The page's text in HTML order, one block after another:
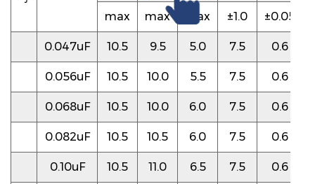
max max max ±1.0 ±0.05
0.047uF 10.5 9.5 5.0 7.5 0.6
0.056uF 10.5 10.0 5.5 7.5 0.6
0.068uF 10.5 10.0 6.0 7.5 0.6
0.082uF 10.5 10.5 6.0 7.5 0.6
0.10uF 10.5 11.0 6.5 7.5 0.6